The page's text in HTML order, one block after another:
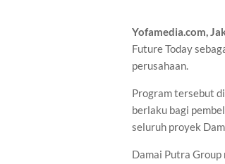
Yofamedia.com,
Future Today
perusahaan.
Program tersebut
berlaku bagi
seluruh proyek
Damai Putra